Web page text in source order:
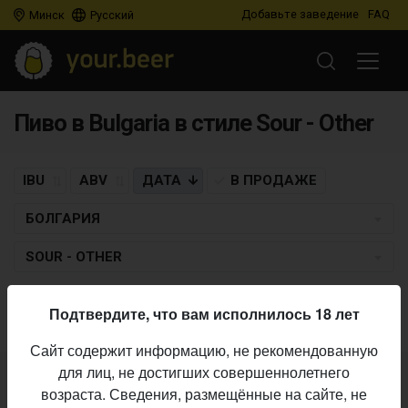
Минск Русский Добавьте заведение FAQ
Пиво в Bulgaria в стиле Sour - Other
IBU ABV ДАТА В ПРОДАЖЕ
БОЛГАРИЯ
SOUR - OTHER
Не нашли ваш бар или магазин в каталоге?
Подтвердите, что вам исполнилось 18 лет
Сайт содержит информацию, не рекомендованную
для лиц, не достигших совершеннолетнего
возраста. Сведения, размещённые на сайте, не